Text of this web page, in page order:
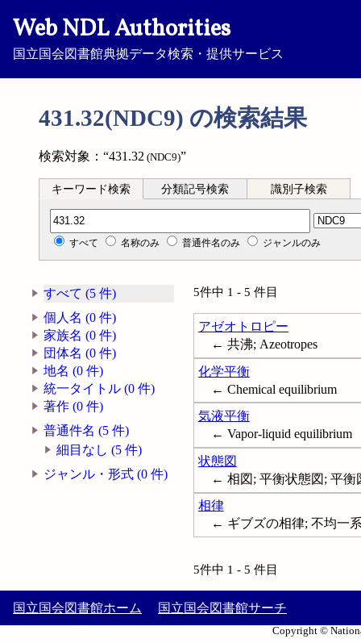
Web NDL Authorities
国立国会図書館典拠データ検索・提供サービス
431.32(NDC9) の検索結果
検索対象：“431.32 (NDC9)”
キーワード検索 分類記号検索 識別子検索
分類記号検索
すべて 名称のみ 普通件名のみ ジャンルのみ
すべて (5 件)
個人名 (0 件)
家族名 (0 件)
団体名 (0 件)
地名 (0 件)
統一タイトル (0 件)
著作 (0 件)
普通件名 (5 件)
細目なし (5 件)
ジャンル・形式 (0 件)
5件中 1 - 5 件目
アゼオトロピー
← 共沸; Azeotropes
化学平衡
← Chemical equilibrium
気液平衡
← Vapor-liquid equilibrium
状態図
← 相図; 平衡状態図; 平衡
相律
← ギブズの相律; 不均一系
5件中 1 - 5 件目
国立国会図書館ホーム 国立国会図書館サーチ
Copyright ©